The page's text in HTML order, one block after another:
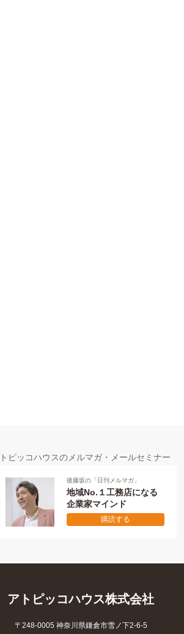
ピッコハウスのメルマガ・メールセミナー
メールセミナー 全7回
失敗しない
本物の家を作り秘訣
アトピッコハウス株式会社
〒248-0005 神奈川県鎌倉市雪ノ下2-6-5